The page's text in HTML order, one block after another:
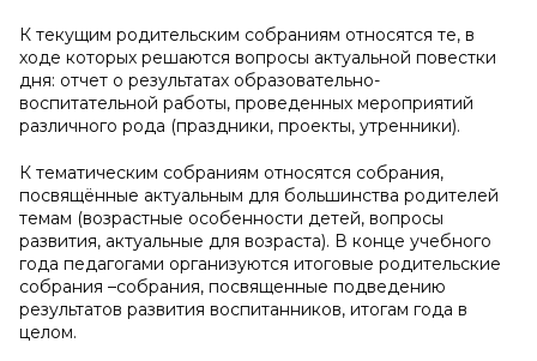
К текущим родительским собраниям относятся те, в
ходе которых решаются вопросы актуальной повестки
дня: отчет о результатах образовательно-
воспитательной работы, проведенных мероприятий
различного рода (праздники, проекты, утренники).
К тематическим собраниям относятся собрания,
посвящённые актуальным для большинства родителей
темам (возрастные особенности детей, вопросы
развития, актуальные для возраста). В конце учебного
года педагогами организуются итоговые родительские
собрания –собрания, посвященные подведению
результатов развития воспитанников, итогам года в
целом.